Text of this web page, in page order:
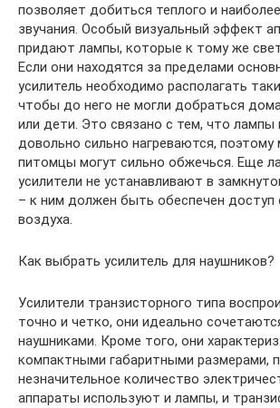
позволяет добиться теплого и
звучания. Особый визуальный эффект
придают лампы, которые к тому же
Если они находятся за пределами
усилитель необходимо располагать
чтобы до него не могли добраться
или дети. Это связано с тем, что лампы
довольно сильно нагреваются,
питомцы могут сильно обжечься. Еще
усилители не устанавливают в
– к ним должен быть обеспечен доступ
воздуха.
Как выбрать усилитель для наушников?
Усилители транзисторного типа
точно и четко, они идеально
наушниками. Кроме того, они
компактными габаритными размерами,
незначительное количество
аппараты используют и лампы, и